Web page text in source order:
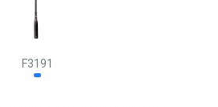
F3191